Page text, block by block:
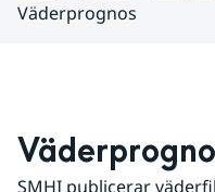
Väderprognos
SMHI publicerar